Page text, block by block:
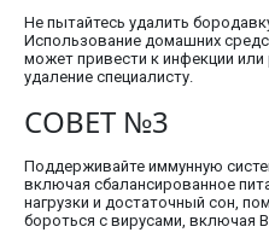
Не пытайтесь удалить
Использование домашних
может привести к инфекции
удаление специалисту.
СОВЕТ №3
Поддерживайте иммунную
включая сбалансированное
нагрузки и достаточный сон,
бороться с вирусами, включая